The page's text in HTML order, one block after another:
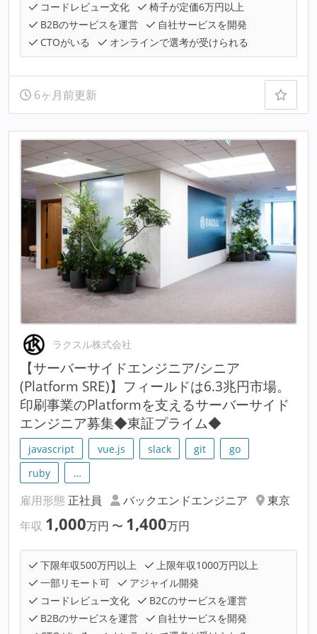
コードレビュー文化
椅子が定価6万円以上
B2Bのサービスを運営
自社サービスを開発
CTOがいる
オンラインで選考が受けられる
6ヶ月前更新
ラクスル株式会社
【サーバーサイドエンジニア/シニア
(Platform SRE)】フィールドは6.3兆円市場。
印刷事業のPlatformを支えるサーバーサイド
エンジニア募集◆東証プライム◆
javascript vue.js slack git
go
ruby
…
雇用形態 正社員 バックエンドエンジニア
東京
年収 1,000万円 〜 1,400万円
下限年収500万円以上
上限年収1000万円以上
一部リモート可
アジャイル開発
コードレビュー文化
B2Cのサービスを運営
B2Bのサービスを運営
自社サービスを開発